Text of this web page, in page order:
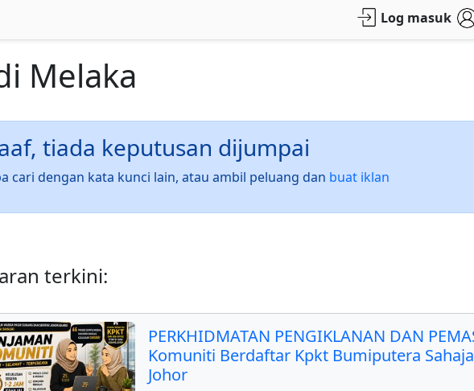
Log masuk
Melaka
tiada keputusan dijumpai
cari dengan kata kunci lain, atau ambil peluang dan buat iklan
terkini:
PERKHIDMATAN PENGIKLANAN DAN
Komuniti Berdaftar Kpkt Bumiputera
Johor